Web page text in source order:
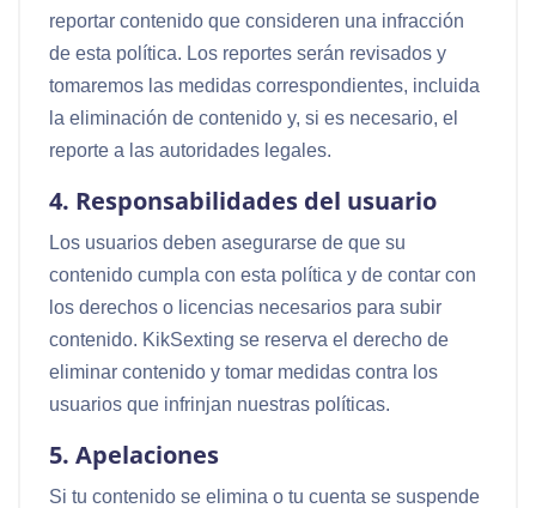
reportar contenido que consideren una infracción
de esta política. Los reportes serán revisados y
tomaremos las medidas correspondientes, incluida
la eliminación de contenido y, si es necesario, el
reporte a las autoridades legales.
4. Responsabilidades del usuario
Los usuarios deben asegurarse de que su
contenido cumpla con esta política y de contar con
los derechos o licencias necesarios para subir
contenido. KikSexting se reserva el derecho de
eliminar contenido y tomar medidas contra los
usuarios que infrinjan nuestras políticas.
5. Apelaciones
Si tu contenido se elimina o tu cuenta se suspende